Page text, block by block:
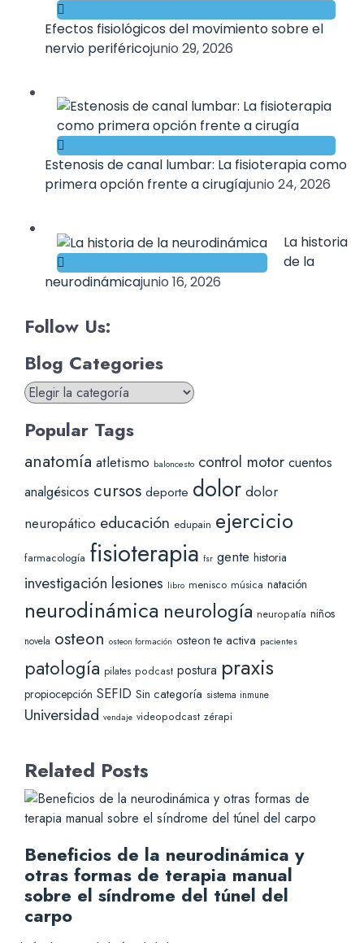
Efectos fisiológicos del movimiento sobre el
nervio periféricojunio 29, 2026
Estenosis de canal lumbar: La fisioterapia como
primera opción frente a cirugíajunio 24, 2026
La historia
de la
neurodinámicajunio 16, 2026
Follow Us:
Blog Categories
Blog
Categories
Popular Tags
anatomía atletismo baloncesto control motor cuentos
analgésicos cursos deporte dolor dolor
neuropático educación edupain ejercicio
farmacología fisioterapia fsr gente historia
investigación lesiones libro menisco música natación
neurodinámica neurología neuropatía niños
novela osteon osteon formación osteon te activa pacientes
patología pilates podcast postura praxis
propiocepción SEFID Sin categoría sistema inmune
Universidad vendaje videopodcast zérapi
Related Posts
Beneficios de la neurodinámica y
otras formas de terapia manual
sobre el síndrome del túnel del
carpo